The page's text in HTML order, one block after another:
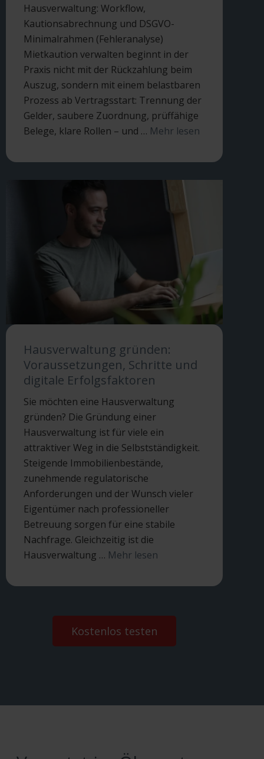
Hausverwaltung: Workflow,
Kautionsabrechnung und DSGVO-
Minimalrahmen (Fehleranalyse)
Mietkaution verwalten beginnt in der
Praxis nicht mit der Rückzahlung beim
Auszug, sondern mit einem belastbaren
Prozess ab Vertragsstart: Trennung der
Gelder, saubere Zuordnung, prüffähige
Belege, klare Rollen – und … Mehr lesen
Hausverwaltung gründen:
Voraussetzungen, Schritte und
digitale Erfolgsfaktoren
Sie möchten eine Hausverwaltung
gründen? Die Gründung einer
Hausverwaltung ist für viele ein
attraktiver Weg in die Selbstständigkeit.
Steigende Immobilienbestände,
zunehmende regulatorische
Anforderungen und der Wunsch vieler
Eigentümer nach professioneller
Betreuung sorgen für eine stabile
Nachfrage. Gleichzeitig ist die
Hausverwaltung … Mehr lesen
Kostenlos testen